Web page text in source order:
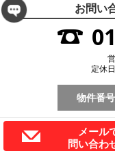
お問い
定休
物件番号
メール
問い合わ